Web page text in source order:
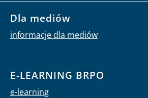
Dla mediów
informacje dla mediów
E-LEARNING BRPO
e-learning